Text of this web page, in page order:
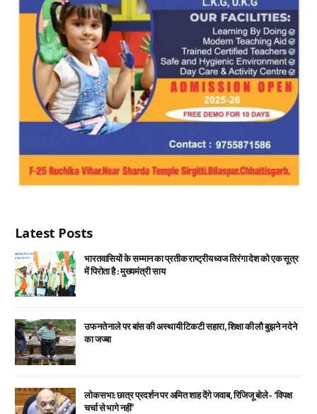
Latest Posts
भारतवासियों के सम्मान का प्रतीक राष्ट्रीय ध्वज तिरंगा देश को एक सूत्र
में पिरोता है : मुख्यमंत्री साय
उफनते नाले पर बांस की अस्थायी टिकटी सहारा, शिक्षा की लौ बुझने न देने
का जज्बा
लोकसभा: छात्र प्रदर्शन पर अमित शाह देंगे जवाब, रिजिजू बोले- ‘विपक्ष
चर्चा से भागे नहीं’